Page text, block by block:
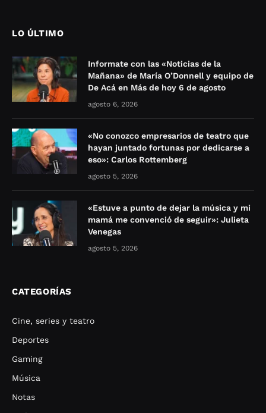
LO ÚLTIMO
Informate con las «Noticias de la
Mañana» de María O’Donnell y equipo de
De Acá en Más de hoy 6 de agosto
agosto 6, 2026
«No conozco empresarios de teatro que
hayan juntado fortunas por dedicarse a
eso»: Carlos Rottemberg
agosto 5, 2026
«Estuve a punto de dejar la música y mi
mamá me convenció de seguir»: Julieta
Venegas
agosto 5, 2026
CATEGORÍAS
Cine, series y teatro
Deportes
Gaming
Música
Notas